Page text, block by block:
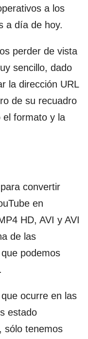
a los
a día de hoy.
perder de vista
sencillo, dado
la dirección URL
de su recuadro
el formato y la
convertir
en
HD, AVI y AVI
de las
podemos
ocurre en las
estado
sólo tenemos